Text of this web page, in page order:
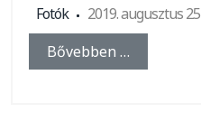
Fotók
2019. augusztus 25
Bővebben …